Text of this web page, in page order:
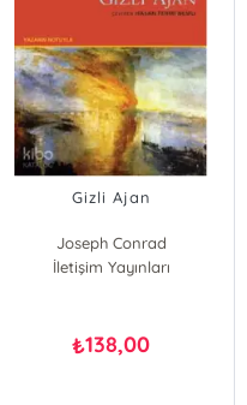
Gizli Ajan
Joseph Conrad
İletişim Yayınları
₺138,00